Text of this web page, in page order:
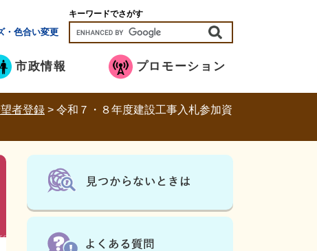
・色合い変更
キーワードでさがす
市政情報 プロモーション
者登録 > 令和７・８年度建設工事入札参加資